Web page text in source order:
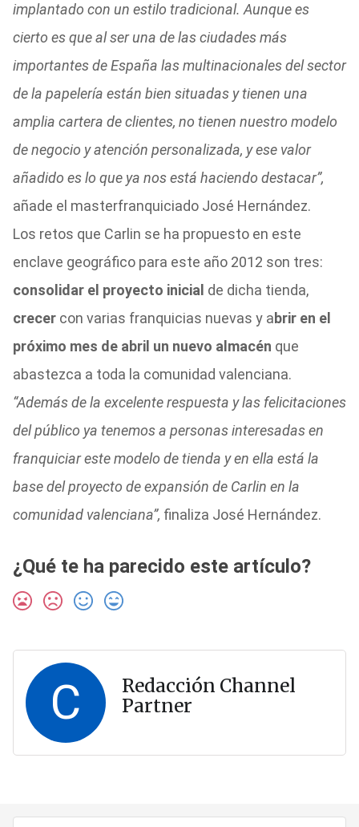
implantado con un estilo tradicional. Aunque es
cierto es que al ser una de las ciudades más
importantes de España las multinacionales del sector
de la papelería están bien situadas y tienen una
amplia cartera de clientes, no tienen nuestro modelo
de negocio y atención personalizada, y ese valor
añadido es lo que ya nos está haciendo destacar”,
añade el masterfranquiciado José Hernández.
Los retos que Carlin se ha propuesto en este
enclave geográfico para este año 2012 son tres:
consolidar el proyecto inicial de dicha tienda,
crecercon varias franquicias nuevas y abrir en el
próximo mes de abril un nuevo almacén que
abastezca a toda la comunidad valenciana.
“Además de la excelente respuesta y las felicitaciones
del público ya tenemos a personas interesadas en
franquiciar este modelo de tienda y en ella está la
base del proyecto de expansión de Carlin en la
comunidad valenciana”, finaliza José Hernández.
¿Qué te ha parecido este artículo?
C
Redacción Channel
Partner